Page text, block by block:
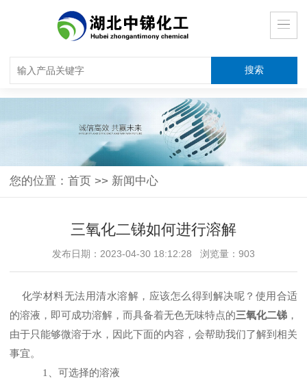
您的位置： 首页 >> 新闻中心
三氧化二锑如何进行溶解
发布日期：2023-04-30 18:12:28 浏览量：903
化学材料无法用清水溶解，应该怎么得到解决呢？使用合适
的溶液，即可成功溶解，而具备着无色无味特点的三氧化二锑 ，
由于只能够微溶于水，因此下面的内容，会帮助我们了解到相关
事宜。
1、可选择的溶液